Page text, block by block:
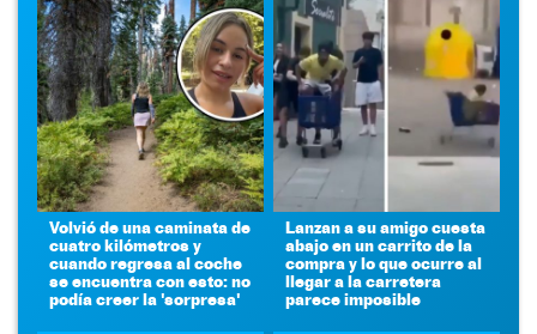
Volvió de una caminata de
cuatro kilómetros y
cuando regresa al coche
se encuentra con esto: no
podía creer la 'sorpresa'
Lanzan a su amigo cuesta
abajo en un carrito de la
compra y lo que ocurre al
llegar a la carretera
parece imposible